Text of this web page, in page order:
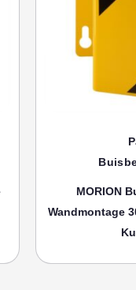
MORION
Wandmontage